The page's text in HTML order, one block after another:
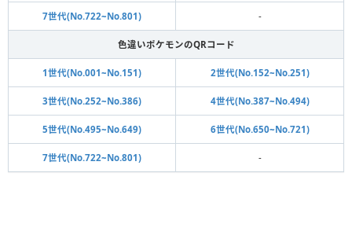
7世代(No.722~No.801) -
色違いポケモンのQRコード
1世代(No.001~No.151) 2世代(No.152~No.251)
3世代(No.252~No.386) 4世代(No.387~No.494)
5世代(No.495~No.649) 6世代(No.650~No.721)
7世代(No.722~No.801) -